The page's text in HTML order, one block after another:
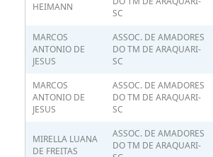
HEIMANN
SC
MARCOS
ANTONIO DE
JESUS
ASSOC. DE AMADORES
DO TM DE ARAQUARI-
SC
MARCOS
ANTONIO DE
JESUS
ASSOC. DE AMADORES
DO TM DE ARAQUARI-
SC
MIRELLA LUANA
DE FREITAS
ASSOC. DE AMADORES
DO TM DE ARAQUARI-